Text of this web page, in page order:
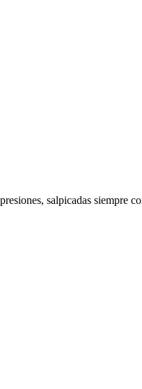
salpicadas siempre